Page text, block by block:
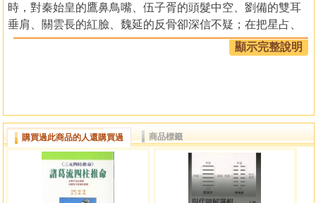
時，對秦始皇的鷹鼻鳥嘴、伍子胥的頭髮中空、劉備的雙耳
垂肩、關雲長的紅臉、魏延的反骨卻深信不疑；在把星占、
卜筮看成是無稽之談的同時，對姜子牙、張良、諸葛亮、劉
伯溫的神機妙算卻佩服得五體投地；在批判風水為偽科學的
迷信科學，一方面不少學者把風水師貼上科學的標籤，為發
揚光大風水文化掃清障礙，可謂用心良苦，另一方面，用科
學武裝到不齒的專家們堅信，周易八卦、相命風水不是科
學，當然就是封建迷信了，早就應該掃進歷史的垃圾堆，問
題的關鍵是，科學本質上是一種西方的文化現象，難道東方
顯示完整說明
購買過此商品的人還購買過 商品標籤